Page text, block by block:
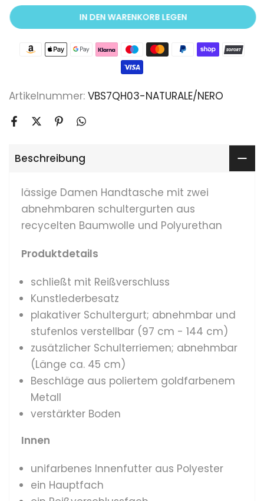
IN DEN WARENKORB LEGEN
Artikelnummer: VBS7QH03-NATURALE/NERO
Beschreibung
lässige Damen Handtasche mit zwei
abnehmbaren schultergurten aus
recycelten Baumwolle und Polyurethan
Produktdetails
schließt mit Reißverschluss
Kunstlederbesatz
plakativer Schultergurt; abnehmbar und
stufenlos verstellbar (97 cm - 144 cm)
zusätzlicher Schulterriemen; abnehmbar
(Länge ca. 45 cm)
Beschläge aus poliertem goldfarbenem
Metall
verstärkter Boden
Innen
unifarbenes Innenfutter aus Polyester
ein Hauptfach